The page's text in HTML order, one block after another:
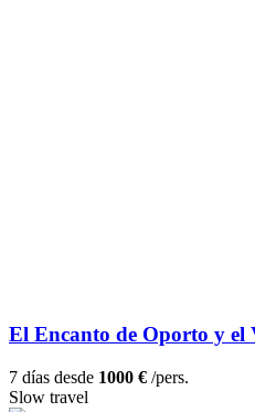
El Encanto de Oporto y el
7 días desde 1000 € /pers.
Slow travel